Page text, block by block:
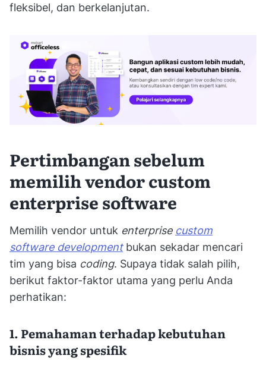
fleksibel, dan berkelanjutan.
Pertimbangan sebelum
memilih vendor custom
enterprise software
Memilih vendor untuk enterprise custom
software developmentbukan sekadar mencari
tim yang bisa coding. Supaya tidak salah pilih,
berikut faktor-faktor utama yang perlu Anda
perhatikan:
1. Pemahaman terhadap kebutuhan
bisnis yang spesifik